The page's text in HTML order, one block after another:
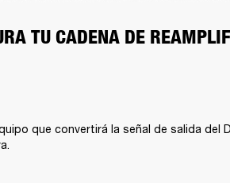
TU CADENA DE
que convertirá la señal de salida del